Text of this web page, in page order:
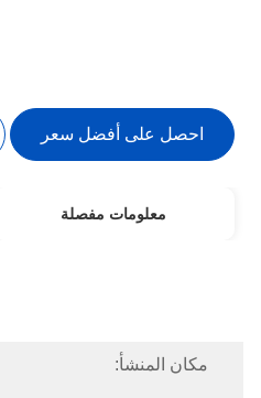
احصل على أفضل سعر
معلومات مفصلة
مكان المنشأ: